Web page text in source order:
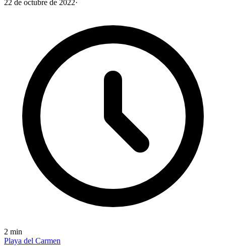
22 de octubre de 2022·
2 min
Playa del Carmen